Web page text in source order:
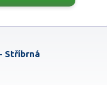
Stříbrná